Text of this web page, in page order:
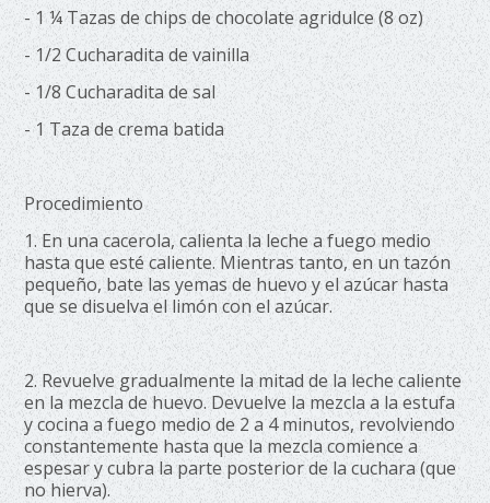
- 1 ¼ Tazas de chips de chocolate agridulce (8 oz)
- 1/2 Cucharadita de vainilla
- 1/8 Cucharadita de sal
- 1 Taza de crema batida
Procedimiento
1. En una cacerola, calienta la leche a fuego medio
hasta que esté caliente. Mientras tanto, en un tazón
pequeño, bate las yemas de huevo y el azúcar hasta
que se disuelva el limón con el azúcar.
2. Revuelve gradualmente la mitad de la leche caliente
en la mezcla de huevo. Devuelve la mezcla a la estufa
y cocina a fuego medio de 2 a 4 minutos, revolviendo
constantemente hasta que la mezcla comience a
espesar y cubra la parte posterior de la cuchara (que
no hierva).